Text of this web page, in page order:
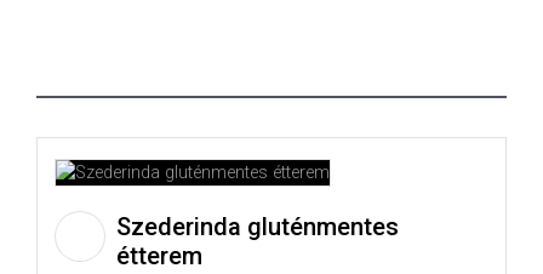
Szederinda gluténmentes
étterem